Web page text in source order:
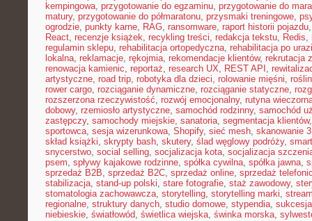
kempingowa, przygotowanie do egzaminu, przygotowanie do
matury, przygotowanie do półmaratonu, przysmaki treningowe,
ogrodzie, punkty karne, RAG, ransomware, raport historii pojazdu
React, recenzje książek, recykling treści, redakcja tekstu, Redis,
regulamin sklepu, rehabilitacja ortopedyczna, rehabilitacja po
lokalna, reklamacje, rękojmia, rekomendacje klientów, rekrutacja
renowacja kamienic, reportaż, research UX, REST API ,
artystyczne, road trip, robotyka dla dzieci, rolowanie mięśni,
rower cargo, rozciąganie dynamiczne, rozciąganie statyczne,
rozszerzona rzeczywistość, rozwój emocjonalny, rutyna
dobowy, rzemiosło artystyczne, samochód rodzinny, samochód
zastępczy, samochody miejskie, sanatoria, segmentacja klientów
sportowca, sesja wizerunkowa, Shopify, sieć mesh, skanowanie
skład książki, skrypty bash, skutery, ślad węglowy podróży,
snycerstwo, social selling, socjalizacja kota, socjalizacja
psem, spływy kajakowe rodzinne, spółka cywilna, spółka jawna,
sprzedaż B2B, sprzedaż B2C, sprzedaż online, sprzedaż
stabilizacja, stand-up polski, stare fotografie, staż zawodowy,
stomatologia zachowawcza, storytelling, storytelling marki,
regionalne, struktury danych, studio domowe, stypendia,
niebieskie, światłowód, świetlica wiejska, świnka morska,